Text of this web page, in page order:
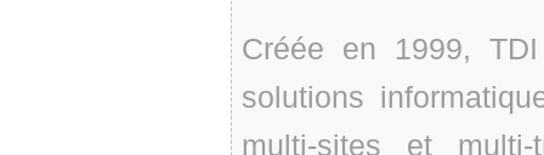
Créée en 1999,
solutions
multi-sites et